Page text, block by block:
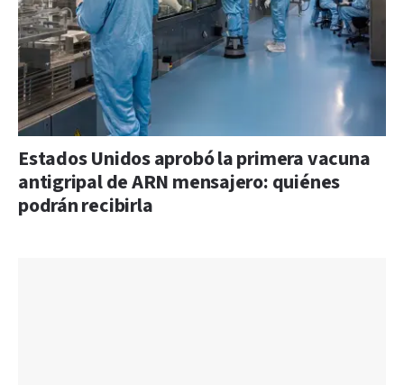
Estados Unidos aprobó la primera vacuna
antigripal de ARN mensajero: quiénes
podrán recibirla